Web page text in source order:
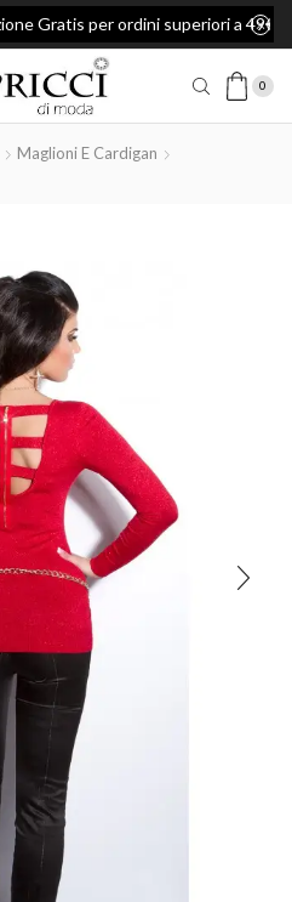
per ordini superiori a 49€
0
Maglioni E Cardigan